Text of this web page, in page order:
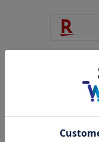
楽天IDを
お持